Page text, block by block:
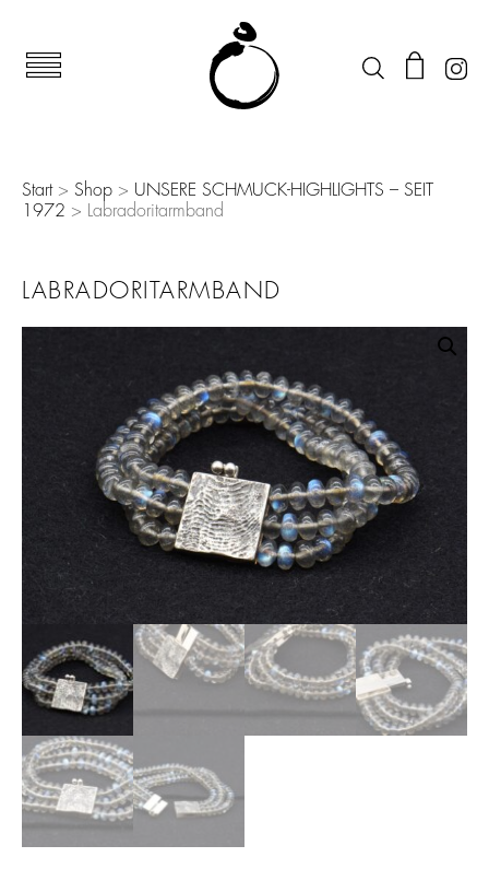
Start> Shop > UNSERE SCHMUCK-HIGHLIGHTS – SEIT
1972 > Labradoritarmband
LABRADORITARMBAND